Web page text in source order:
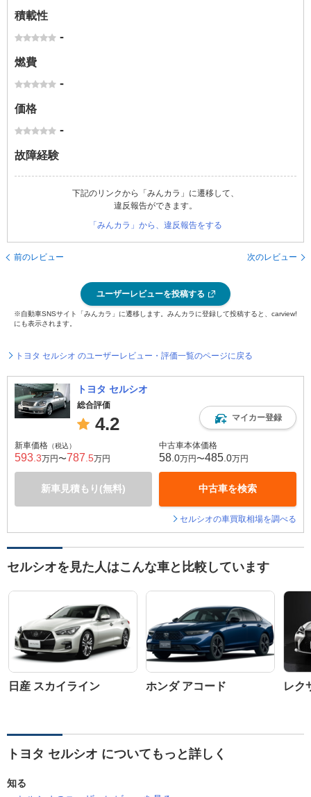
積載性
-
燃費
-
価格
-
故障経験
下記のリンクから「みんカラ」に遷移して、
違反報告ができます。
「みんカラ」から、違反報告をする
前のレビュー 次のレビュー
ユーザーレビューを投稿する
※自動車SNSサイト「みんカラ」に遷移します。みんカラに登録して投稿すると、carview!
にも表示されます。
トヨタ セルシオ のユーザーレビュー・評価一覧のページに戻る
トヨタ セルシオ
総合評価
4.2 マイカー登録
新車価格 （税込）
593 .3万円〜787 .5万円
新車見積もり(無料)
中古車本体価格
58 .0万円〜485 .0万円
中古車を検索
セルシオの車買取相場を調べる
セルシオを見た人はこんな車と比較しています
日産 スカイライン ホンダ アコード レク
トヨタ セルシオ についてもっと詳しく
知る